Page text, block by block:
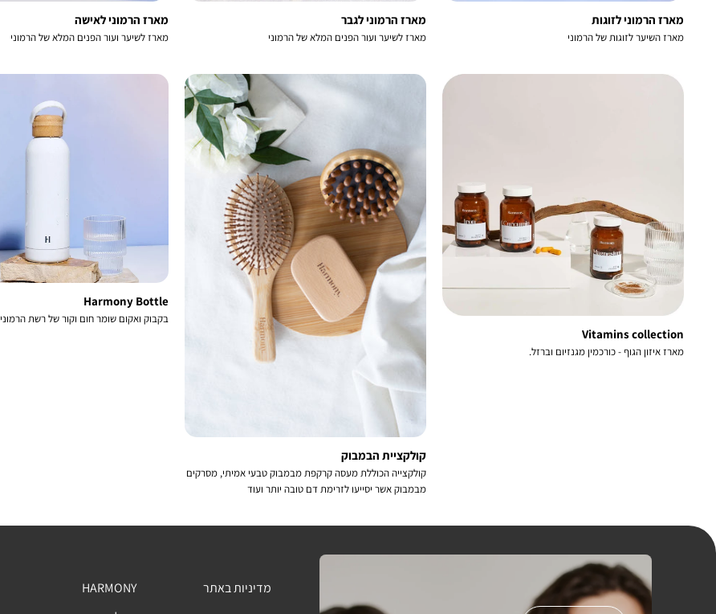
מארז הרמוני לזוגות
מארז השיער לזוגות של הרמוני
מארז הרמוני לגבר
מארז לשיער ועור הפנים המלא של הרמוני
מארז הרמוני לאישה
מארז לשיער ועור הפנים המלא של הרמוני
Vitamins collection
מארז איזון הגוף - כורכמין מגנזיום וברזל.
קולקציית הבמבוק
קולקצייה הכוללת מעסה קרקפת מבמבוק טבעי אמיתי, מסרקים
מבמבוק אשר יסייעו לזרימת דם טובה יותר ועוד
Harmony Bottle
בקבוק ואקום שומר חום וקור של רשת הרמוני
מדיניות באתר
HARMONY